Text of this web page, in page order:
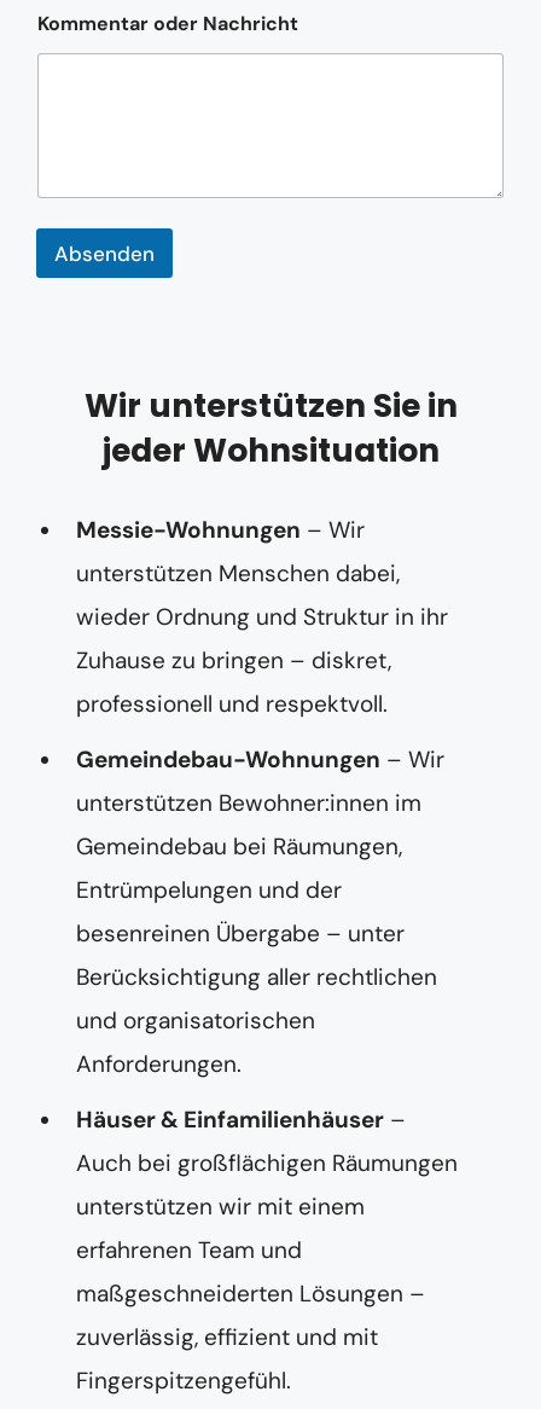
-
M
e
s
Kommentar oder Nachricht
Absenden
Wir unterstützen Sie in
jeder Wohnsituation
Messie-Wohnungen – Wir
unterstützen Menschen dabei,
wieder Ordnung und Struktur in ihr
Zuhause zu bringen – diskret,
professionell und respektvoll.
Gemeindebau-Wohnungen – Wir
unterstützen Bewohner:innen im
Gemeindebau bei Räumungen,
Entrümpelungen und der
besenreinen Übergabe – unter
Berücksichtigung aller rechtlichen
und organisatorischen
Anforderungen.
Häuser & Einfamilienhäuser –
Auch bei großflächigen Räumungen
unterstützen wir mit einem
erfahrenen Team und
maßgeschneiderten Lösungen –
zuverlässig, effizient und mit
Fingerspitzengefühl.